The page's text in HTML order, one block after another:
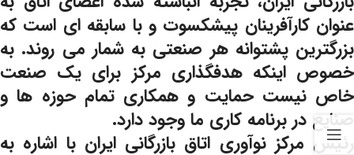
عنوان کارآفرینان پیشکسوت و با سابقه ای است که
بزرگترین پشتوانه هر صنعتی به شمار می روند. به
خصوص اینکه هدفگذاری مرکز برای یک صنعت
خاص نیست حمایت و همکاری تمام حوزه ها و
صنایع در برنامه کاری ما وجود دارد.
رئیس مرکز نوآوری اتاق بازرگانی ایران با اشاره به